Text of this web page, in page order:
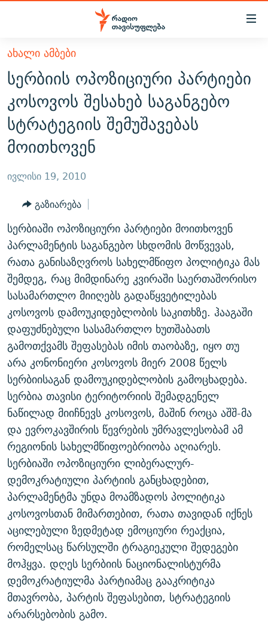
Accessibility
მთავარ
შინაარსზე
დაბრუნება
მთავარ
ნავიგაციაზე
დაბრუნება
ძიებაზე
დაბრუნება
ᲐᲮᲐᲚᲘ ᲐᲛᲑᲔᲑᲘ
ᲗᲔᲛᲔᲑᲘ
ᲞᲝᲚᲘᲢᲘᲙᲐ
ᲔᲙᲝᲜᲝᲛᲘᲙᲐ
ᲡᲐᲖᲝᲒᲐᲓᲝᲔᲑᲐ
ᲙᲣᲚᲢᲣᲠᲐ
ᲕᲘᲓᲔᲝ
ᲑᲚᲝᲒᲔᲑᲘ
ᲞᲝᲓᲙᲐᲡᲢᲔᲑᲘ
ᲐᲡᲐᲗᲘᲐᲜᲘᲡ ᲙᲣᲗᲮᲔ
60 ᲓᲔᲪᲘᲑᲔᲚᲘ
ᲒᲐᲜᲙᲘᲗᲮᲕᲘᲡ ᲓᲦᲔ
ᲓᲘᲚᲘᲡ ᲡᲐᲣᲑᲠᲔᲑᲘ
ᲛᲝᲚᲐᲞᲐᲠᲐᲙᲔ ᲢᲔᲥᲡᲢᲔᲑᲘ
ᲨᲘᲜ - ᲣᲪᲮᲝᲔᲗᲨᲘ
ᲚᲘᲢᲔᲠᲐᲢᲣᲠᲣᲚᲘ ᲬᲐᲮᲜᲐᲒᲔᲑᲘ
ᲐᲛᲔᲠᲘᲙᲣᲚᲘ ᲛᲝᲗᲮᲠᲝᲑᲐ
ᲘᲛᲞᲔᲠᲘᲐ ᲓᲐ ᲠᲐᲓᲘᲝ
ᲒᲐᲓᲐᲪᲔᲛᲔᲑᲘ
ᲤᲔᲜᲝᲕᲐᲜᲘ - 2.10
ᲞᲠᲝᲔᲥᲢᲔᲑᲘ
ᲣᲙᲠᲐᲘᲜᲐᲨᲘ ᲓᲐᲦᲣᲞᲣᲚᲘ ᲥᲐᲠᲗᲕᲔᲚᲘ ᲛᲔᲑᲠᲫᲝᲚᲔᲑᲘ - 2022
ᲓᲐᲛᲝᲣᲙᲘᲓᲔᲑᲚᲝᲑᲘᲡ 100 ᲬᲔᲚᲘ
ᲩᲔᲛᲘ ᲡᲘᲙᲕᲓᲘᲚᲘᲡ ᲛᲘᲖᲔᲖᲘᲐ COVID-19
11 ᲬᲔᲚᲘ - 11 ᲐᲛᲑᲐᲕᲘ
ᲡᲐᲞᲐᲠᲚᲐᲛᲔᲜᲢᲝ ᲐᲠᲩᲔᲕᲜᲔᲑᲘᲡ ᲘᲡᲢᲝᲠᲘᲐ
ᲑᲐᲕᲨᲕᲔᲑᲘ ᲞᲠᲝᲡᲢᲘᲢᲣᲪᲘᲐᲨᲘ - ᲐᲛᲝᲣᲗᲥᲛᲔᲚᲘ ᲐᲛᲑᲐᲕᲘ
5 ᲐᲛᲑᲐᲕᲘ - 20 ᲘᲕᲜᲘᲡᲡ ᲓᲐᲨᲐᲕᲔᲑᲣᲚᲔᲑᲘ
ᲐᲒᲕᲘᲡᲢᲝᲡ ᲝᲛᲘ
ПРИВЕТ ᲙᲣᲚᲢᲣᲠᲐ
ЭХО КАВКАЗА
ᲒᲐᲛᲝᲘᲬᲔᲠᲔ
რთე/რთ-ის ყველა საიტი
ᲐᲮᲐᲚᲘ ᲐᲛᲑᲔᲑᲘ
სერბიის ოპოზიციური პარტიები
კოსოვოს შესახებ საგანგებო
სტრატეგიის შემუშავებას
მოითხოვენ
ივლისი 19, 2010
გაზიარება
სერბიაში ოპოზიციური პარტიები მოითხოვენ
პარლამენტის საგანგებო სხდომის მოწვევას,
რათა განისაზღვროს სახელმწიფო პოლიტიკა მას
შემდეგ, რაც მიმდინარე კვირაში საერთაშორისო
სასამართლო მიიღებს გადაწყვეტილებას
კოსოვოს დამოუკიდებლობის საკითხზე. ჰააგაში
დაფუძნებული სასამართლო ხუთშაბათს
გამოთქვამს შეფასებას იმის თაობაზე, იყო თუ
არა კონონიერი კოსოვოს მიერ 2008 წელს
სერბიისაგან დამოუკიდებლობის გამოცხადება.
სერბია თავისი ტერიტორიის შემადგენელ
ნაწილად მიიჩნევს კოსოვოს, მაშინ როცა აშშ-მა
და ევროკავშირის წევრების უმრავლესობამ ამ
რეგიონის სახელმწიფოებრიობა აღიარეს.
სერბიაში ოპოზიციური ლიბერალურ-
დემოკრატიული პარტიის განცხადებით,
პარლამენტმა უნდა მოამზადოს პოლიტიკა
კოსოვოსთან მიმართებით, რათა თავიდან იქნეს
აცილებული ზედმეტად ემოციური რეაქცია,
რომელსაც წარსულში ტრაგიეკული შედეგები
მოჰყვა. დღეს სერბიის ნაციონალისტურმა
დემოკრატიულმა პარტიამაც გააკრიტიკა
მთავრობა, პარტის შეფასებით, სტრატეგიის
არარსებობის გამო.